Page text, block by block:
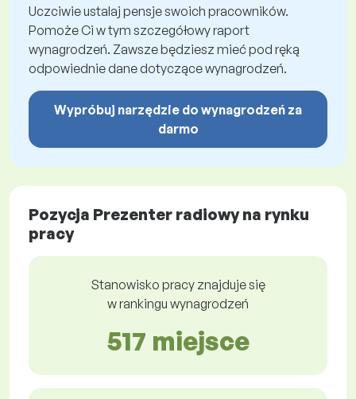
Uczciwie ustalaj pensje swoich pracowników.
Pomoże Ci w tym szczegółowy raport
wynagrodzeń. Zawsze będziesz mieć pod ręką
odpowiednie dane dotyczące wynagrodzeń.
Wypróbuj narzędzie do wynagrodzeń za
darmo
Pozycja Prezenter radiowy na rynku
pracy
Stanowisko pracy znajduje się
w rankingu wynagrodzeń
517 miejsce